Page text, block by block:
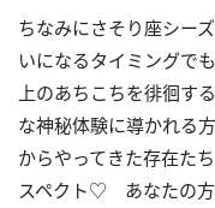
ちなみにさそり座シー
いになるタイミングで
上のあちこちを徘徊す
な神秘体験に導かれ
からやってきた存在た
スペクト♡ あなたの方